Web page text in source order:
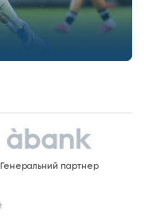
Генеральний партнер